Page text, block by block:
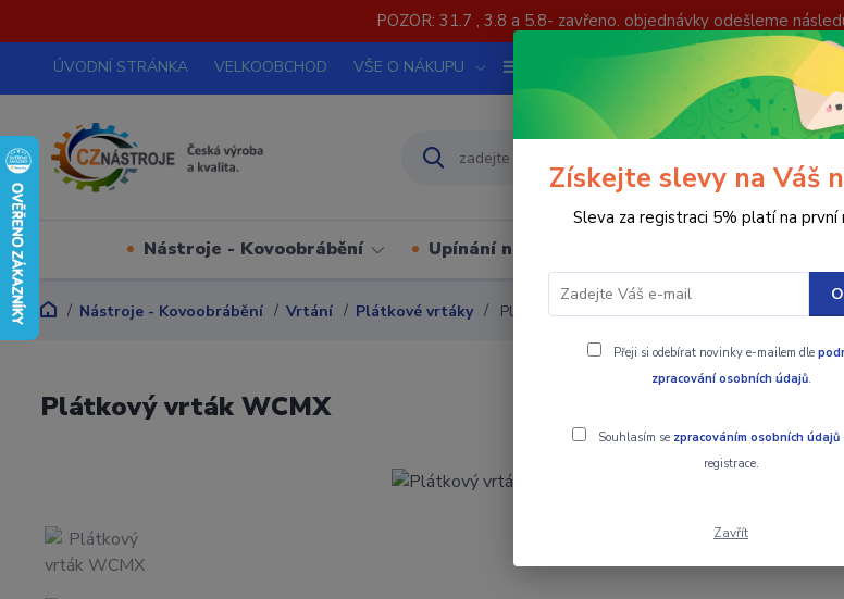
POZOR: 31.7 , 3.8 a 5.8- zavřeno. objednávky odešleme
ÚVODNÍ STRÁNKA VELKOOBCHOD VŠE O NÁKUPU Nevíte si
Nástroje - Kovoobrábění Upínání nástrojů
Nástroje - Kovoobrábění Vrtání Plátkové vrtáky Plátkový vrták WCMX
Plátkový vrták WCMX
Získejte slevy na Váš
Sleva za registraci 5% platí na první
Přeji si odebírat novinky e-mailem dle
zpracování osobních údajů.
Souhlasím se zpracováním osobních údajů
registrace.
Zavřít